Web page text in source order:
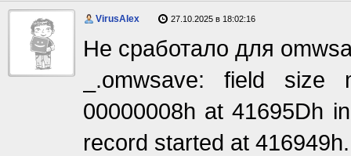
VirusAlex 27.10.2025 в 18:02:16
Не сработало для
_.omwsave: field size
00000008h at 41695Dh
record started at 416949h.